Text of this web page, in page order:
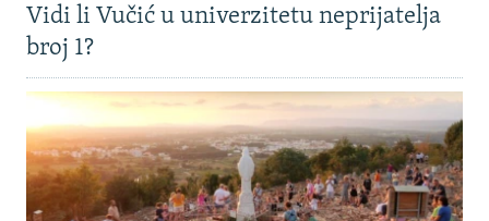
Vidi li Vučić u univerzitetu neprijatelja
broj 1?